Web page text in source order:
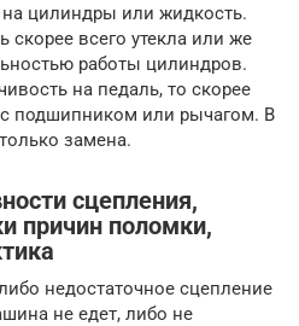
на цилиндры или жидкость.
скорее всего утекла или же
работы цилиндров.
на педаль, то скорее
подшипником или рычагом. В
замена.
сцепления,
причин поломки,
недостаточное сцепление
не едет, либо не